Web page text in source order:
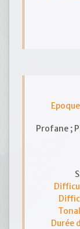
Profane ;
Durée